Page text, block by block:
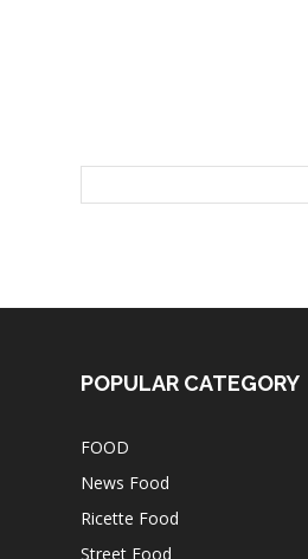
POPULAR CATEGORY
FOOD
News Food
Ricette Food
Street Food